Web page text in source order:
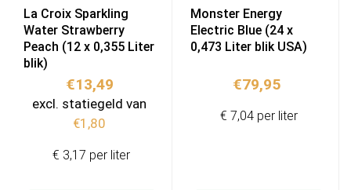
La Croix Sparkling
Water Strawberry
Peach (12 x 0,355 Liter
blik)
€13,49
excl. statiegeld van
€1,80
€ 3,17 per liter
Monster Energy
Electric Blue (24 x
0,473 Liter blik USA)
€79,95
€ 7,04 per liter